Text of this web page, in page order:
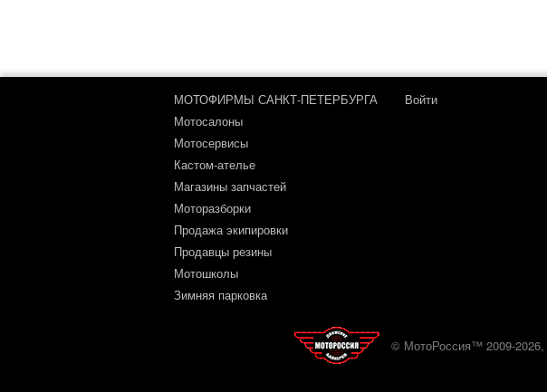
МОТОФИРМЫ САНКТ-ПЕТЕРБУРГА
Мотосалоны
Мотосервисы
Кастом-ателье
Магазины запчастей
Моторазборки
Продажа экипировки
Продавцы резины
Мотошколы
Зимняя парковка
Войти
© МотоРоссия™ 2009-2026,